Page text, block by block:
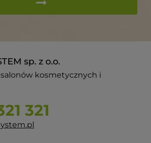
sp. z o.o.
kosmetycznych i
321